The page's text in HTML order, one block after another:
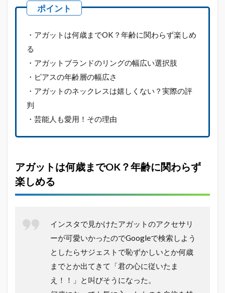
年齢
層の
さ
アガ
のネ
ック
しく
い？
判
1.5
芸能
用！
その
・アガットは何歳までOK？年齢に関わらず楽しめ
る
・アガットブランドのリングの幅広い選択肢
・ピアスの年齢層の幅広さ
・アガットのネックレスは嬉しくない？実際の評
判
・芸能人も愛用！その理由
アガットは何歳までOK？年齢に関わらず
楽しめる
インスタで見かけたアガットのアクセサリ
ーが可愛いかったのでGoogleで検索しよう
としたらサジェストで恥ずかしいとか何歳
までとか出てきて「君の心に従いたま
え！！」と叫びそうになった。